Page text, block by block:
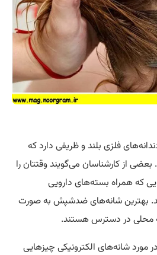
فلزی بلند و ظریفی دارد که
از کارشناسان می‌گویند وقتتان را
که همراه بسته‌های دارویی
بهترین شانه‌های ضدشپش به صورت
محلی در دسترس هستند.
شانه‌های الکترونیکی چیزهایی